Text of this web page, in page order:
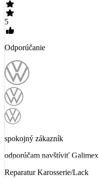
5
Odporúčanie
spokojný zákazník
odporúčam navštíviť Galimex
Reparatur Karosserie/Lack